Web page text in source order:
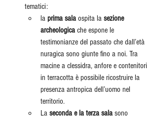
tematici:
la prima sala ospita la sezione
archeologica che espone le
testimonianze del passato che dall’età
nuragica sono giunte fino a noi. Tra
macine a clessidra, anfore e contenitori
in terracotta è possibile ricostruire la
presenza antropica dell’uomo nel
territorio.
La seconda e la terza sala sono